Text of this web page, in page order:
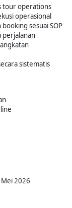
tour operations
operasional
sesuai SOP
perjalanan
sistematis
2026